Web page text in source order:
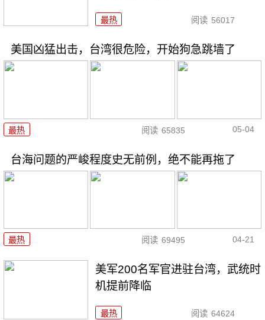
最热 阅读 56017
美国凶猛出击，台湾很危险，开始狗急跳墙了
最热 阅读 65835 05-04
台海问题的严峻程度史无前例，绝不能再拖了
最热 阅读 69495 04-21
美军200名军官进驻台湾，武统时
机提前降临
最热 阅读 64624